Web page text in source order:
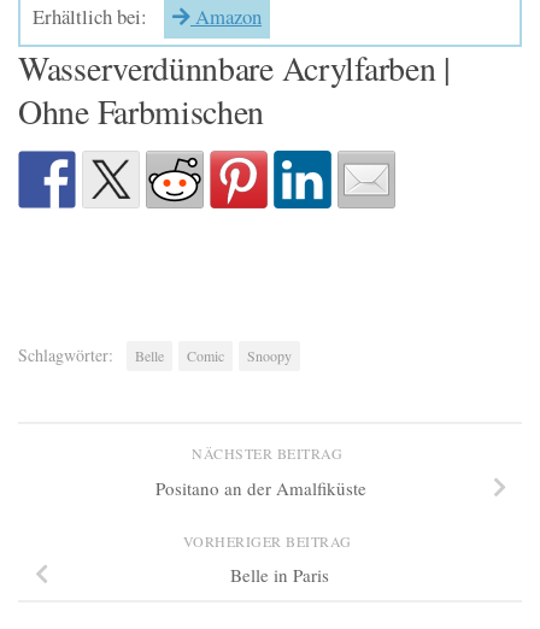
Erhältlich bei: Amazon
Wasserverdünnbare Acrylfarben |
Ohne Farbmischen
Schlagwörter: Belle Comic Snoopy
NÄCHSTER BEITRAG
Positano an der Amalfiküste
VORHERIGER BEITRAG
Belle in Paris